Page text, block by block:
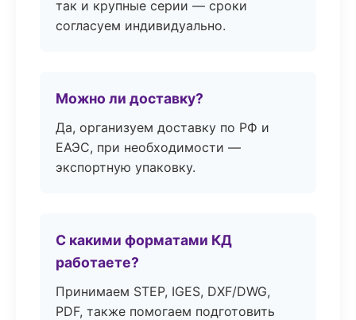
так и крупные серии — сроки
согласуем индивидуально.
Можно ли доставку?
Да, организуем доставку по РФ и
ЕАЭС, при необходимости —
экспортную упаковку.
С какими форматами КД
работаете?
Принимаем STEP, IGES, DXF/DWG,
PDF, также помогаем подготовить